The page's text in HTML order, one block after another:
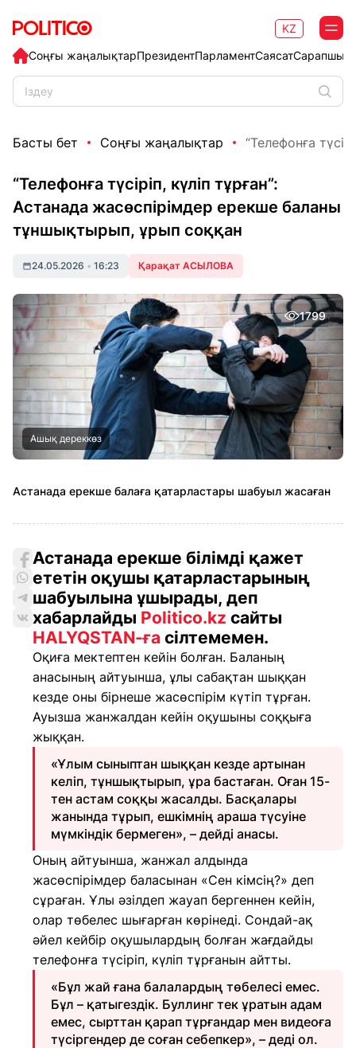
Соңғы жаңалықтарПрезидентПарламентСаясат
KZ
Басты бет Соңғы жаңалықтар “Телефонға
“Телефонға түсіріп, күліп тұрған”:
Астанада жасөспірімдер ерекше баланы
тұншықтырып, ұрып соққан
24.05.2026 • 16:23 Қарақат АСЫЛОВА
1799
Ашық дереккөз
Астанада ерекше балаға қатарластары шабуыл жасаған
Астанада ерекше білімді қажет
ететін оқушы қатарластарының
шабуылына ұшырады, деп
хабарлайды Politico.kz сайты
HALYQSTAN-ға сілтемемен.
Оқиға мектептен кейін болған. Баланың
анасының айтуынша, ұлы сабақтан шыққан
кезде оны бірнеше жасөспірім күтіп тұрған.
Ауызша жанжалдан кейін оқушыны соққыға
жыққан.
«Ұлым сыныптан шыққан кезде артынан
келіп, тұншықтырып, ұра бастаған. Оған 15-
тен астам соққы жасалды. Басқалары
жанында тұрып, ешкімнің араша түсуіне
мүмкіндік бермеген», – дейді анасы.
Оның айтуынша, жанжал алдында
жасөспірімдер баласынан «Сен кімсің?» деп
сұраған. Ұлы әзілдеп жауап бергеннен кейін,
олар төбелес шығарған көрінеді. Сондай-ақ
әйел кейбір оқушылардың болған жағдайды
телефонға түсіріп, күліп тұрғанын айтты.
«Бұл жай ғана балалардың төбелесі емес.
Бұл – қатыгездік. Буллинг тек ұратын адам
емес, сырттан қарап тұрғандар мен видеоға
түсіргендер де соған себепкер», – деді ол.